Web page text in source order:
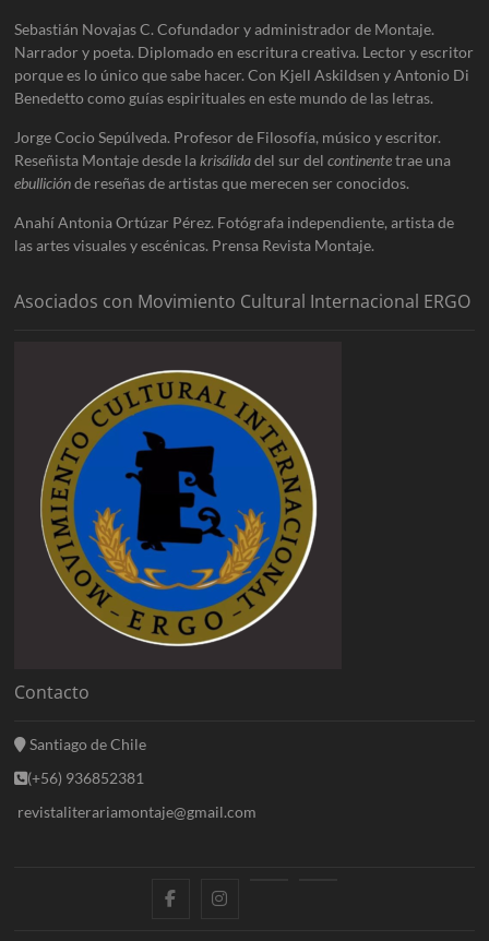
Sebastián Novajas C. Cofundador y administrador de Montaje.
Narrador y poeta. Diplomado en escritura creativa. Lector y escritor
porque es lo único que sabe hacer. Con Kjell Askildsen y Antonio Di
Benedetto como guías espirituales en este mundo de las letras.
Jorge Cocio Sepúlveda. Profesor de Filosofía, músico y escritor.
Reseñista Montaje desde lakrisálidadel sur delcontinentetrae una
ebulliciónde reseñas de artistas que merecen ser conocidos.
Anahí Antonia Ortúzar Pérez. Fotógrafa independiente, artista de
las artes visuales y escénicas. Prensa Revista Montaje.
Asociados con Movimiento Cultural Internacional ERGO
Contacto
Santiago de Chile
(+56) 936852381
revistaliterariamontaje@gmail.com